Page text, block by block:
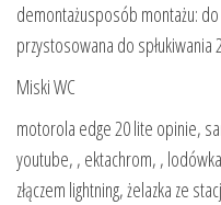
demontażusposób montażu:
przystosowana do
Miski WC
motorola edge 20 lite opinie,
youtube, , ektachrom, ,
złączem lightning, żelazka ze